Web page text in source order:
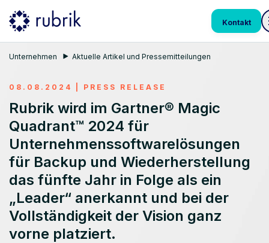
Kontakt
Unternehmen Aktuelle Artikel und Pressemitteilungen
08.08.2024 PRESS RELEASE
Rubrik wird im Gartner® Magic
Quadrant™ 2024 für
Unternehmenssoftwarelösungen
für Backup und Wiederherstellung
das fünfte Jahr in Folge als ein
„Leader“ anerkannt und bei der
Vollständigkeit der Vision ganz
vorne platziert.